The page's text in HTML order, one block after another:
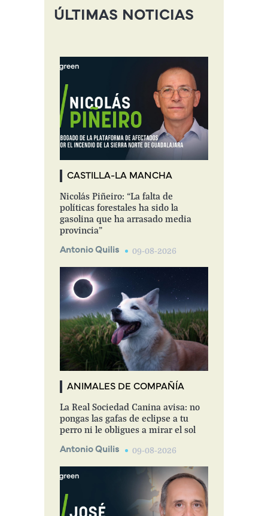
ÚLTIMAS NOTICIAS
CASTILLA-LA MANCHA
Nicolás Piñeiro: “La falta de
políticas forestales ha sido la
gasolina que ha arrasado media
provincia”
Antonio Quilis 09-08-2026
ANIMALES DE COMPAÑÍA
La Real Sociedad Canina avisa: no
pongas las gafas de eclipse a tu
perro ni le obligues a mirar el sol
Antonio Quilis 09-08-2026